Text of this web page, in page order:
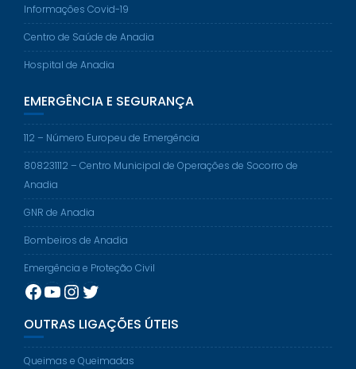
Informações Covid-19
Centro de Saúde de Anadia
Hospital de Anadia
EMERGÊNCIA E SEGURANÇA
112 – Número Europeu de Emergência
808231112 – Centro Municipal de Operações de Socorro de
Anadia
GNR de Anadia
Bombeiros de Anadia
Emergência e Proteção Civil
Facebook
YouTube
Instagram
Twitter
OUTRAS LIGAÇÕES ÚTEIS
Queimas e Queimadas